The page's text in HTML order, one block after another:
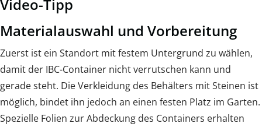
Video-Tipp
Materialauswahl und Vorbereitung
Zuerst ist ein Standort mit festem Untergrund zu wählen,
damit der IBC-Container nicht verrutschen kann und
gerade steht. Die Verkleidung des Behälters mit Steinen ist
möglich, bindet ihn jedoch an einen festen Platz im Garten.
Spezielle Folien zur Abdeckung des Containers erhalten